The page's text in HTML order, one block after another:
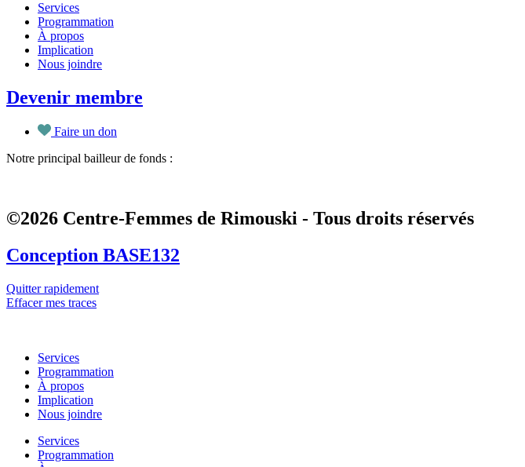
Services
Programmation
À propos
Implication
Nous joindre
Devenir membre
Faire un don
Notre principal bailleur de fonds :
©2026 Centre-Femmes de Rimouski - Tous droits réservés
Conception BASE132
Quitter rapidement
Effacer mes traces
Services
Programmation
À propos
Implication
Nous joindre
Services
Programmation